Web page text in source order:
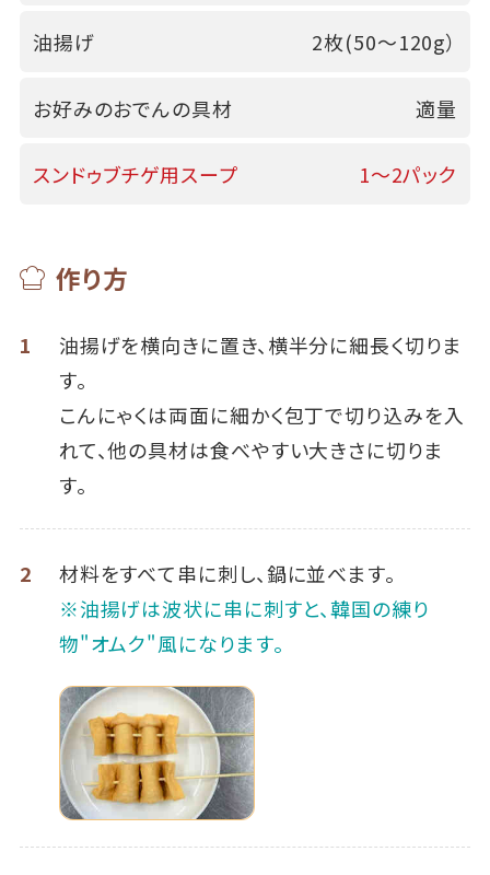
油揚げ 2枚(50～120g）
お好みのおでんの具材 適量
スンドゥブチゲ用スープ 1～2パック
作り方
1
油揚げを横向きに置き、横半分に細長く切りま
す。
こんにゃくは両面に細かく包丁で切り込みを入
れて、他の具材は食べやすい大きさに切りま
す。
2
材料をすべて串に刺し、鍋に並べます。
※油揚げは波状に串に刺すと、韓国の練り
物"オムク"風になります。